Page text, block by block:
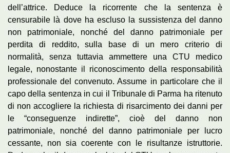
dell’attrice. Deduce la ricorrente che la sentenza è
censurabile là dove ha escluso la sussistenza del danno
non patrimoniale, nonché del danno patrimoniale per
perdita di reddito, sulla base di un mero criterio di
normalità, senza tuttavia ammettere una CTU medico
legale, nonostante il riconoscimento della responsabilità
professionale del convenuto. Assume in particolare che il
capo della sentenza in cui il Tribunale di Parma ha ritenuto
di non accogliere la richiesta di risarcimento dei danni per
le “conseguenze indirette”, cioè del danno non
patrimoniale, nonché del danno patrimoniale per lucro
cessante, non sia coerente con le risultanze istruttorie.